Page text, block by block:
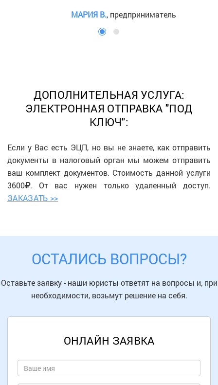
МАРИЯ В., предприниматель
ДОПОЛНИТЕЛЬНАЯ УСЛУГА:
ЭЛЕКТРОННАЯ ОТПРАВКА "ПОД
КЛЮЧ":
Если у Вас есть ЭЦП, но вы не знаете, как отправить
документы в налоговый орган мы можем отправить
ваш комплект документов. Стоимость данной услуги
3600 . От вас нужен только удаленный доступ.
ЗАКАЗАТЬ >>
ОСТАЛИСЬ ВОПРОСЫ?
Оставьте заявку - наши юристы ответят на вопросы и, при
необходимости, возьмут решение на себя.
ОНЛАЙН ЗАЯВКА